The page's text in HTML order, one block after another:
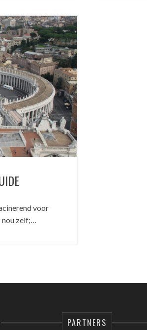
voor
nou zelf;…
PARTNERS